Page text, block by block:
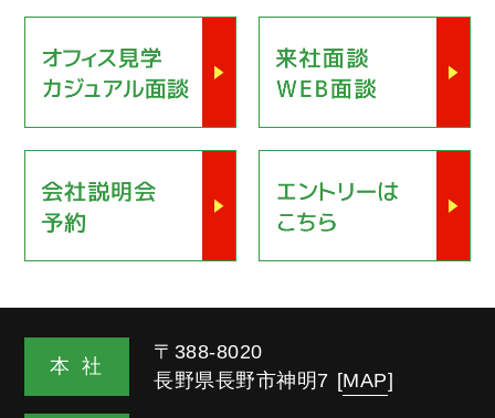
本 社
〒388-8020
長野県長野市神明7 [MAP]